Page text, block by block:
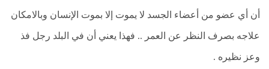
أن أي عضو من أعضاء الجسد لا يموت إلا بموت الإنسان وبالامكان
علاجه بصرف النظر عن العمر .. فهذا يعني أن في البلد رجل فذ
وعز نظيره .